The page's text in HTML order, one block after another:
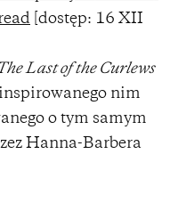
[dostęp: 16 XII
Last of the Curlews
nim
o tym samym
Hanna-Barbera